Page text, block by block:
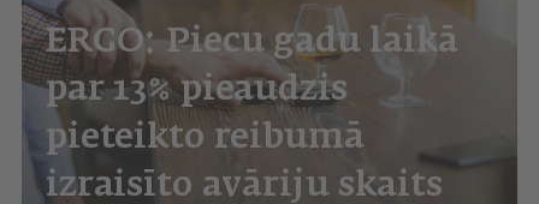
ERGO: Piecu gadu laikā
par 13% pieaudzis
pieteikto reibumā
izraisīto avāriju skaits